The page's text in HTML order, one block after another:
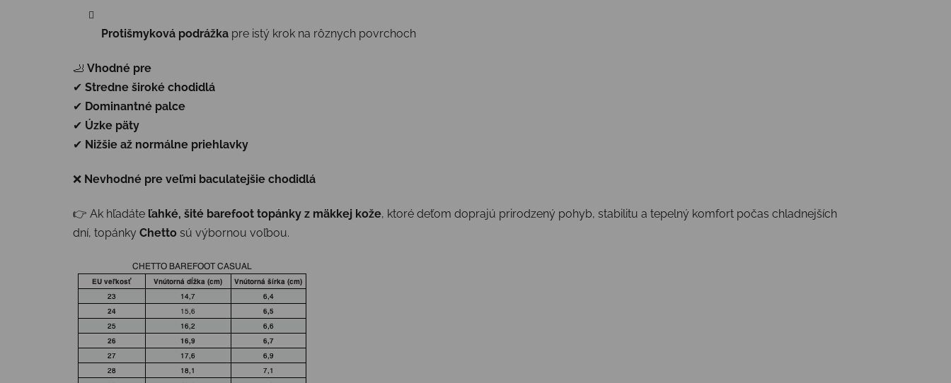
Protišmyková podrážka pre istý krok na rôznych povrchoch
🦶 Vhodné pre
✔ Stredne široké chodidlá
✔ Dominantné palce
✔ Úzke päty
✔ Nižšie až normálne priehlavky
❌ Nevhodné pre veľmi baculatejšie chodidlá
👉 Ak hľadáte ľahké, šité barefoot topánky z mäkkej kože, ktoré deťom doprajú prirodzený pohyb, stabilitu a tepelný komfort počas chladnejších
dní, topánky Chetto sú výbornou voľbou.